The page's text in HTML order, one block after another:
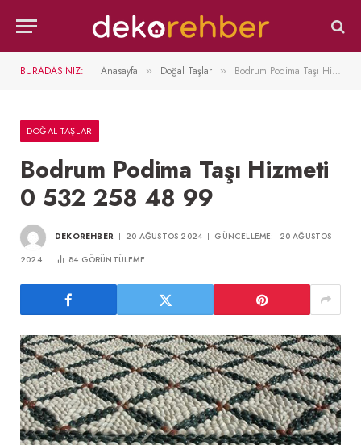
BURADASINIZ: Anasayfa » Doğal Taşlar » Bodrum Podima Taşı Hizmeti 0 532 258 48 99
DOĞAL TAŞLAR
Bodrum Podima Taşı Hizmeti
0 532 258 48 99
DEKOREHBER 20 AĞUSTOS 2024 GÜNCELLEME:
20 AĞUSTOS
2024
84 GÖRÜNTÜLEME